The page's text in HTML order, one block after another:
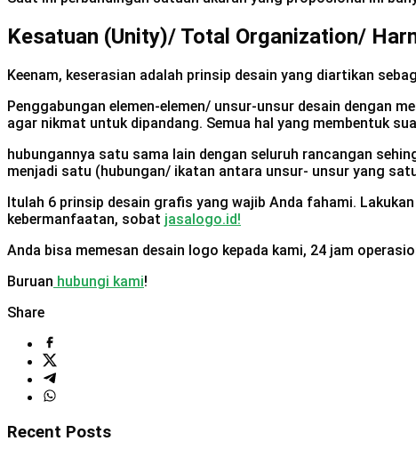
Kesatuan (Unity)/ Total Organization/
Keenam, keserasian adalah prinsip desain yang diartikan
Penggabungan elemen-elemen/ unsur-unsur desain dengan
agar nikmat untuk dipandang. Semua hal yang membentuk
hubungannya satu sama lain dengan seluruh rancangan
menjadi satu (hubungan/ ikatan antara unsur- unsur yang
Itulah 6 prinsip desain grafis yang wajib Anda fahami.
kebermanfaatan, sobat jasalogo.id!
Anda bisa memesan desain logo kepada kami, 24 jam
Buruan hubungi kami!
Share
Recent Posts